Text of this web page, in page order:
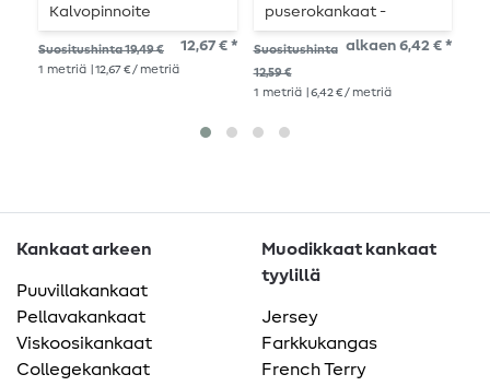
Kalvopinnoite
Pölyhopea Lanka-
värjätty
Suositushinta 19,49 € 12,67 € *
1 metriä | 12,67 € / metriä
puserokankaat -
Maalaus Ruskea
Suositushinta
12,59 €
alkaen 6,42 € *
1 metriä | 6,42 € / metriä
Kankaat arkeen
Puuvillakankaat
Pellavakankaat
Viskoosikankaat
Collegekankaat
Muodikkaat kankaat
tyylillä
Jersey
Farkkukangas
French Terry